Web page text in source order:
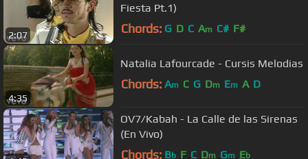
2:07
Fiesta Pt.1)
Chords: G D C Am C# F#
4:35
Natalia Lafourcade - Cursis Melodias
Chords: Am C G Dm Em A D
OV7/Kabah - La Calle de las Sirenas
(En Vivo)
Chords: Bb F C Dm Gm Eb